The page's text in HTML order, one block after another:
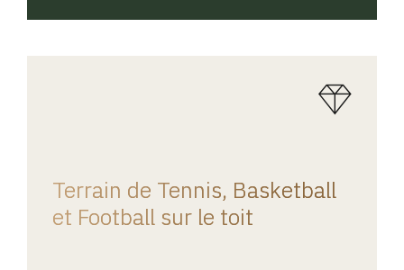
Terrain de Tennis, Basketball
et Football sur le toit